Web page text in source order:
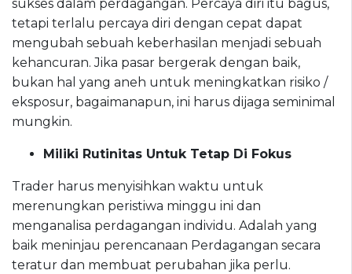
sukses dalam perdagangan. Percaya diri itu bagus,
tetapi terlalu percaya diri dengan cepat dapat
mengubah sebuah keberhasilan menjadi sebuah
kehancuran. Jika pasar bergerak dengan baik,
bukan hal yang aneh untuk meningkatkan risiko /
eksposur, bagaimanapun, ini harus dijaga seminimal
mungkin.
Miliki Rutinitas Untuk Tetap Di Fokus
Trader harus menyisihkan waktu untuk
merenungkan peristiwa minggu ini dan
menganalisa perdagangan individu. Adalah yang
baik meninjau perencanaan Perdagangan secara
teratur dan membuat perubahan jika perlu.